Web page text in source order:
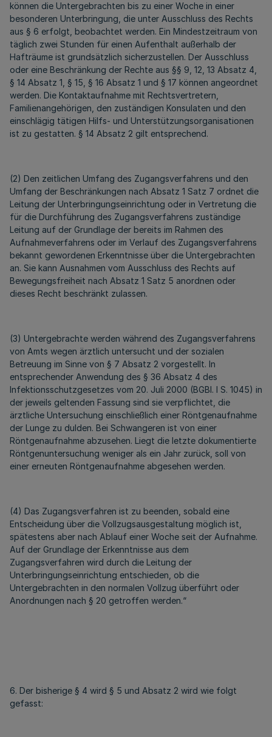
können die Untergebrachten bis zu einer Woche in einer
besonderen Unterbringung, die unter Ausschluss des Rechts
aus § 6 erfolgt, beobachtet werden. Ein Mindestzeitraum von
täglich zwei Stunden für einen Aufenthalt außerhalb der
Hafträume ist grundsätzlich sicherzustellen. Der Ausschluss
oder eine Beschränkung der Rechte aus §§ 9, 12, 13 Absatz 4,
§ 14 Absatz 1, § 15, § 16 Absatz 1 und § 17 können angeordnet
werden. Die Kontaktaufnahme mit Rechtsvertretern,
Familienangehörigen, den zuständigen Konsulaten und den
einschlägig tätigen Hilfs- und Unterstützungsorganisationen
ist zu gestatten. § 14 Absatz 2 gilt entsprechend.
(2) Den zeitlichen Umfang des Zugangsverfahrens und den
Umfang der Beschränkungen nach Absatz 1 Satz 7 ordnet die
Leitung der Unterbringungseinrichtung oder in Vertretung die
für die Durchführung des Zugangsverfahrens zuständige
Leitung auf der Grundlage der bereits im Rahmen des
Aufnahmeverfahrens oder im Verlauf des Zugangsverfahrens
bekannt gewordenen Erkenntnisse über die Untergebrachten
an. Sie kann Ausnahmen vom Ausschluss des Rechts auf
Bewegungsfreiheit nach Absatz 1 Satz 5 anordnen oder
dieses Recht beschränkt zulassen.
(3) Untergebrachte werden während des Zugangsverfahrens
von Amts wegen ärztlich untersucht und der sozialen
Betreuung im Sinne von § 7 Absatz 2 vorgestellt. In
entsprechender Anwendung des § 36 Absatz 4 des
Infektionsschutzgesetzes vom 20. Juli 2000 (BGBl. I S. 1045) in
der jeweils geltenden Fassung sind sie verpflichtet, die
ärztliche Untersuchung einschließlich einer Röntgenaufnahme
der Lunge zu dulden. Bei Schwangeren ist von einer
Röntgenaufnahme abzusehen. Liegt die letzte dokumentierte
Röntgenuntersuchung weniger als ein Jahr zurück, soll von
einer erneuten Röntgenaufnahme abgesehen werden.
(4) Das Zugangsverfahren ist zu beenden, sobald eine
Entscheidung über die Vollzugsausgestaltung möglich ist,
spätestens aber nach Ablauf einer Woche seit der Aufnahme.
Auf der Grundlage der Erkenntnisse aus dem
Zugangsverfahren wird durch die Leitung der
Unterbringungseinrichtung entschieden, ob die
Untergebrachten in den normalen Vollzug überführt oder
Anordnungen nach § 20 getroffen werden.“
6. Der bisherige § 4 wird § 5 und Absatz 2 wird wie folgt
gefasst: